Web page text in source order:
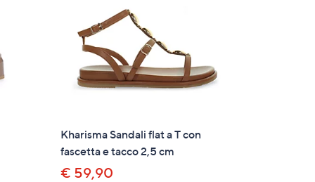
Kharisma Sandali flat a T con
fascetta e tacco 2,5 cm
€ 59,90